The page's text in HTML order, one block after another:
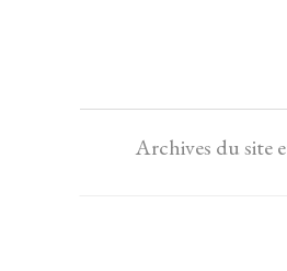
Archives du site